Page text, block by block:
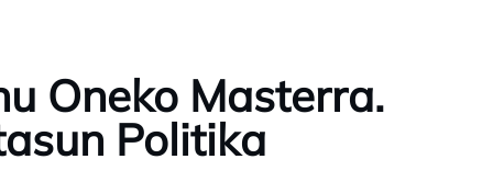
Oneko Masterra.
Politika